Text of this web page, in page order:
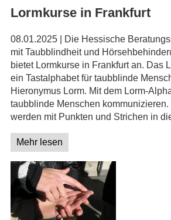
Lormkurse in Frankfurt
08.01.2025 | Die Hessische
mit Taubblindheit und
bietet Lormkurse in Frankfurt an. Das
ein Tastalphabet für taubblinde
Hieronymus Lorm. Mit dem Lorm-
taubblinde Menschen
werden mit Punkten und Strichen in
Mehr lesen